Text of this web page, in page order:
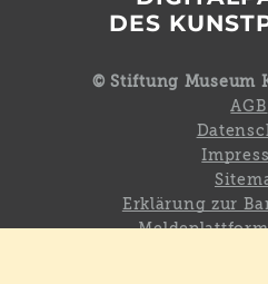
DES
© Stiftung Museum
AGB
Erklärung zur